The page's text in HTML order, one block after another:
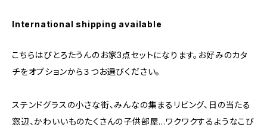
International shipping available
こちらはびとろたうんのお家3点セットになります。お好みのカタ
チをオプションから３つお選びください。
ステンドグラスの小さな街、みんなの集まるリビング、日の当たる
窓辺、かわいいものたくさんの子供部屋…ワクワクするようなこび